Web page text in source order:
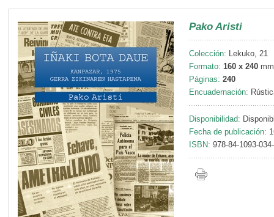
Pako Aristi
Colección: Lekuko, 21
Formato: 160 x 240 mm
Páginas: 240
Encuadernación:
Disponibilidad:
Fecha de publicación:
ISBN: 978-84-1093-